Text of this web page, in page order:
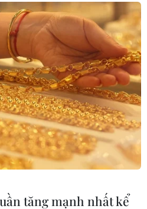
tăng mạnh nhất kể